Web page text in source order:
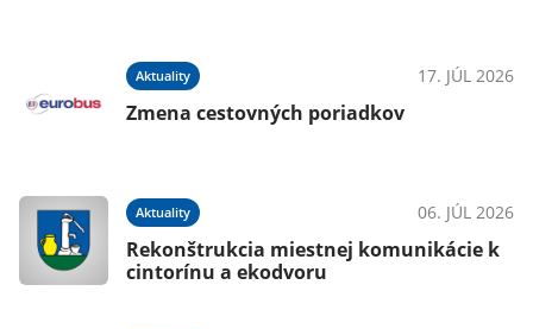
Aktuality 17. JÚL 2026
Zmena cestovných poriadkov
Aktuality 06. JÚL 2026
Rekonštrukcia miestnej komunikácie k
cintorínu a ekodvoru